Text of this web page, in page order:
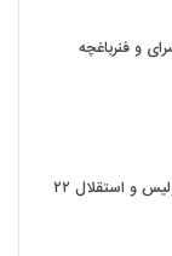
و فنرباغچه
خلاصه بازی پرسپولیس و استقلال ۲۲